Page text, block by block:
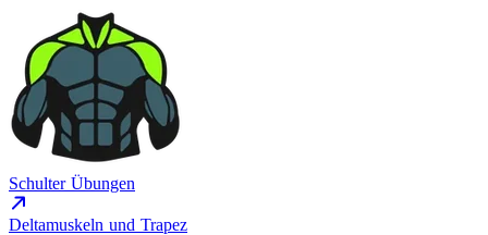
Schulter Übungen
Deltamuskeln und Trapez